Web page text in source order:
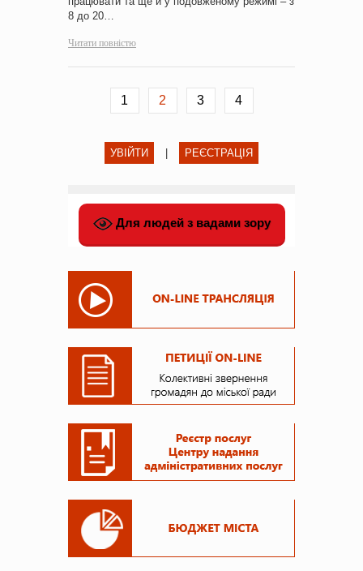
8 до 20…
Читати повністю
1 2 3 4
УВІЙТИ РЕЄСТРАЦІЯ
Для людей з вадами зору